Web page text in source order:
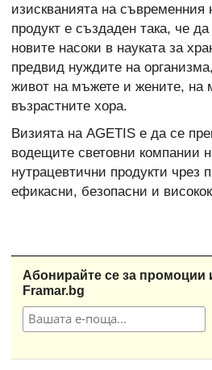
изискванията на съвременния
продукт е създаден така, че
новите насоки в науката за
предвид нуждите на
живот на мъжете и жените, на
възрастните хора.
Визията на AGETIS е да се
водещите световни компании
нутрацевтични продукти чрез
ефикасни, безопасни и
Абонирайте се за промоции
Framar.bg